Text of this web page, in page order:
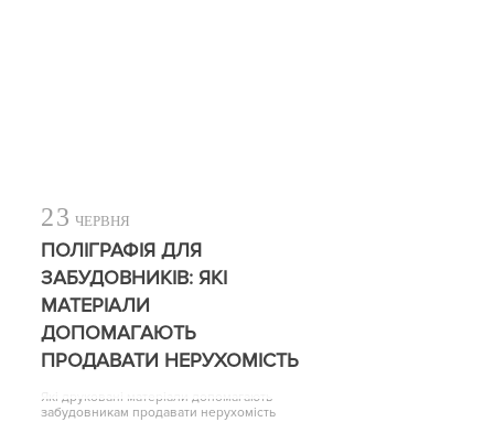
23 ЧЕРВНЯ
ПОЛІГРАФІЯ ДЛЯ
ЗАБУДОВНИКІВ: ЯКІ
МАТЕРІАЛИ
ДОПОМАГАЮТЬ
ПРОДАВАТИ НЕРУХОМІСТЬ
Які друковані матеріали допомагають
забудовникам продавати нерухомість